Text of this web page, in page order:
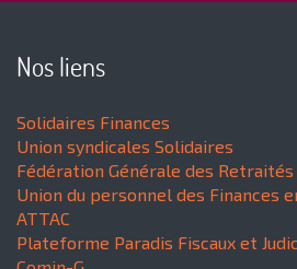
Nos liens
Solidaires Finances
Union syndicales Solidaires
Fédération Générale des Retraités
Union du personnel des Finances
ATTAC
Plateforme Paradis Fiscaux et